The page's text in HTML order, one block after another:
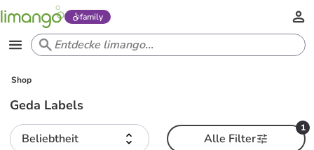
family
Shop
Geda Labels
Beliebtheit
1
Alle Filter